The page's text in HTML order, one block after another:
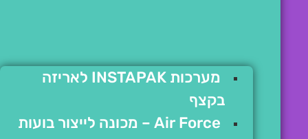
מערכות INSTAPAK לאריזה
בקצף
Air Force – מכונה לייצור בועות